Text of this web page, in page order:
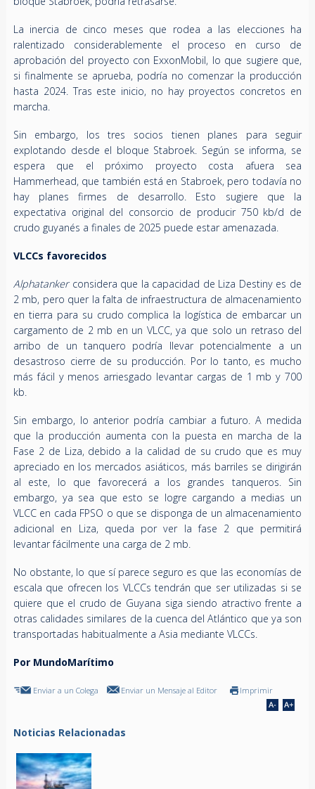
La inercia de cinco meses que rodea a las elecciones ha
ralentizado considerablemente el proceso en curso de
aprobación del proyecto con ExxonMobil, lo que sugiere que,
si finalmente se aprueba, podría no comenzar la producción
hasta 2024. Tras este inicio, no hay proyectos concretos en
marcha.
Sin embargo, los tres socios tienen planes para seguir
explotando desde el bloque Stabroek. Según se informa, se
espera que el próximo proyecto costa afuera sea
Hammerhead, que también está en Stabroek, pero todavía no
hay planes firmes de desarrollo. Esto sugiere que la
expectativa original del consorcio de producir 750 kb/d de
crudo guyanés a finales de 2025 puede estar amenazada.
VLCCs favorecidos
Alphatanker considera que la capacidad de Liza Destiny es de
2 mb, pero quer la falta de infraestructura de almacenamiento
en tierra para su crudo complica la logística de embarcar un
cargamento de 2 mb en un VLCC, ya que solo un retraso del
arribo de un tanquero podría llevar potencialmente a un
desastroso cierre de su producción. Por lo tanto, es mucho
más fácil y menos arriesgado levantar cargas de 1 mb y 700
kb.
Sin embargo, lo anterior podría cambiar a futuro. A medida
que la producción aumenta con la puesta en marcha de la
Fase 2 de Liza, debido a la calidad de su crudo que es muy
apreciado en los mercados asiáticos, más barriles se dirigirán
al este, lo que favorecerá a los grandes tanqueros. Sin
embargo, ya sea que esto se logre cargando a medias un
VLCC en cada FPSO o que se disponga de un almacenamiento
adicional en Liza, queda por ver la fase 2 que permitirá
levantar fácilmente una carga de 2 mb.
No obstante, lo que sí parece seguro es que las economías de
escala que ofrecen los VLCCs tendrán que ser utilizadas si se
quiere que el crudo de Guyana siga siendo atractivo frente a
otras calidades similares de la cuenca del Atlántico que ya son
transportadas habitualmente a Asia mediante VLCCs.
Por MundoMarítimo
Enviar a un Colega Enviar un Mensaje al Editor Imprimir
Noticias Relacionadas